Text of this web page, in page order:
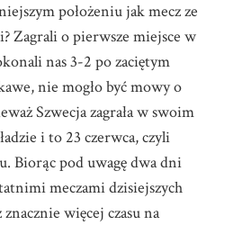
położeniu jak mecz ze
Zagrali o pierwsze miejsce w
nas 3-2 po zaciętym
nie mogło być mowy o
Szwecja zagrała w swoim
i to 23 czerwca, czyli
Biorąc pod uwagę dwa dni
meczami dzisiejszych
więcej czasu na